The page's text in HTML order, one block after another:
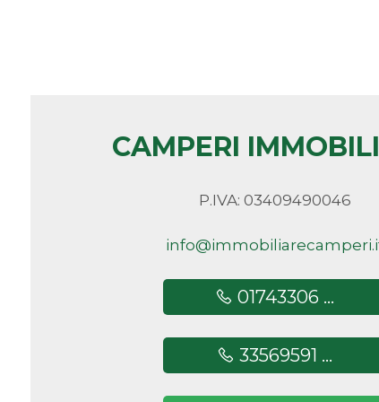
CAMPERI
P.IVA: 03409490046
01743306 ...
33569591 ...